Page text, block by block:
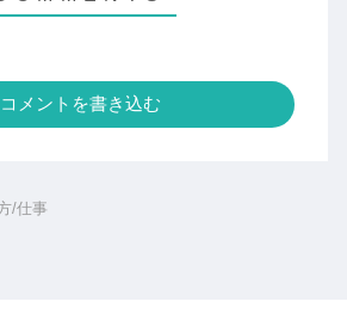
コメントを書き込む
/仕事